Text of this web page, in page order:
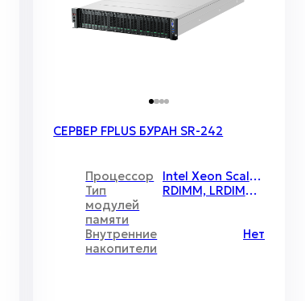
СЕРВЕР FPLUS БУРАН SR-242
Процессор
Intel Xeon Scalable v.4 / 4 / 350 Вт
Тип
модулей
памяти
RDIMM, LRDIMM, 3DS-DIMM, ECC REG
Внутренние
накопители
Нет